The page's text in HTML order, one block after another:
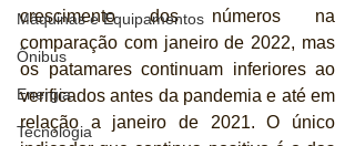
Máquinas e Equipamentos
Ônibus
Energia
Tecnologia
crescimento dos números na
comparação com janeiro de 2022, mas
os patamares continuam inferiores ao
verificados antes da pandemia e até em
relação a janeiro de 2021. O único